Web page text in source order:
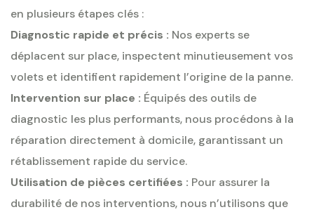
en plusieurs étapes clés :
Diagnostic rapide et précis : Nos experts se
déplacent sur place, inspectent minutieusement vos
volets et identifient rapidement l’origine de la panne.
Intervention sur place : Équipés des outils de
diagnostic les plus performants, nous procédons à la
réparation directement à domicile, garantissant un
rétablissement rapide du service.
Utilisation de pièces certifiées : Pour assurer la
durabilité de nos interventions, nous n’utilisons que